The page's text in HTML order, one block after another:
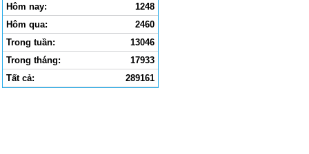
Hôm nay:
1248
Hôm qua:
2460
Trong tuần:
13046
Trong tháng:
17933
Tất cả:
289161